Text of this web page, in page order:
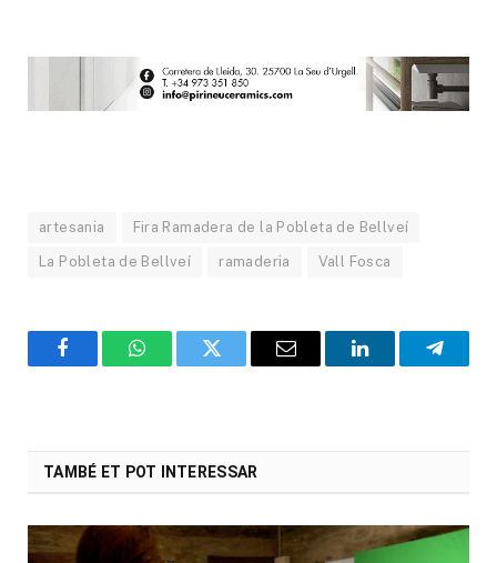
artesania Fira Ramadera de la Pobleta de Bellveí
La Pobleta de Bellveí ramaderia Vall Fosca
FacebookWhatsAppTwitter Email LinkedIn
TAMBÉ ET POT INTERESSAR